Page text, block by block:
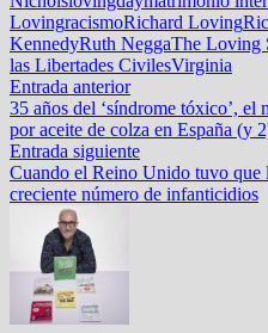
LovingracismoRichard Loving
KennedyRuth NeggaThe Loving
las Libertades CivilesVirginia
Navegación
de
entradas
Entrada anteriorEntrada
anterior:
35 años del ‘síndrome tóxico’, el
por aceite de colza en España (y
Entrada siguienteEntrada
siguiente:
Cuando el Reino Unido tuvo que
creciente número de infanticidios